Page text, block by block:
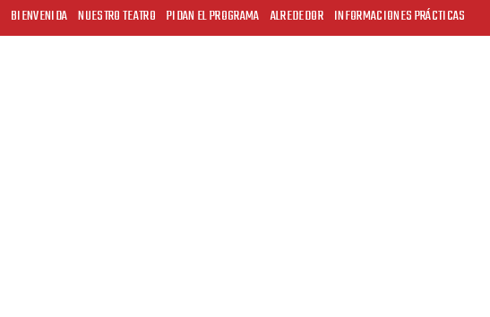
BIENVENIDA NUESTRO TEATRO PIDAN EL PROGRAMA ALREDEDOR INFORMACIONES PRÁCTICAS